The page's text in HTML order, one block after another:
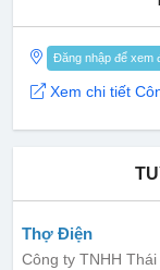
Đăng nhập để xem
Xem chi tiết
Thợ Điện
Công ty TNHH Thái